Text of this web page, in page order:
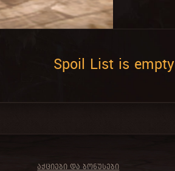
Spoil List is empty
ᲐᲥᲪᲘᲔᲑᲘ ᲓᲐ ᲑᲝᲜᲣᲡᲔᲑᲘ